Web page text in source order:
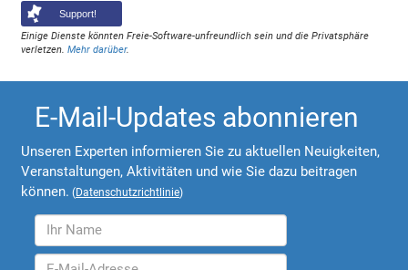
Support!
Einige Dienste könnten Freie-Software-unfreundlich sein und die Privatsphäre
verletzen.Mehr darüber.
E-Mail-Updates abonnieren
Unseren Experten informieren Sie zu aktuellen Neuigkeiten,
Veranstaltungen, Aktivitäten und wie Sie dazu beitragen
können. (Datenschutzrichtlinie)